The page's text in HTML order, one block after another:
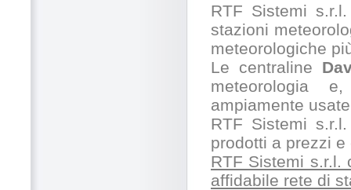
RTF Sistemi
stazioni
meteorologiche
Le centraline
meteorologia
ampiamente
RTF Sistemi
prodotti a prezzi
RTF Sistemi s.r.l.
affidabile rete di